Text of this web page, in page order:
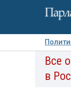
Авторы
Все
в